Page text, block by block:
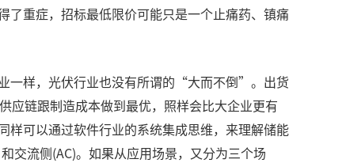
了重症，招标最低限价可能只是一个止痛药、镇痛
一样，光伏行业也没有所谓的“大而不倒”。出货
应链跟制造成本做到最优，照样会比大企业更有
可以通过软件行业的系统集成思维，来理解储能
交流侧(AC)。如果从应用场景，又分为三个场